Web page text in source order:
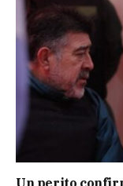
Un perito